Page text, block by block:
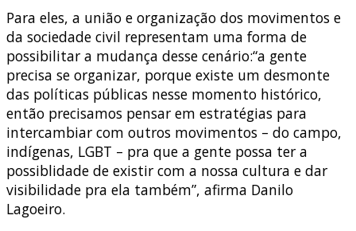
Para eles, a união e organização dos movimentos e
da sociedade civil representam uma forma de
possibilitar a mudança desse cenário:“a gente
precisa se organizar, porque existe um desmonte
das políticas públicas nesse momento histórico,
então precisamos pensar em estratégias para
intercambiar com outros movimentos – do campo,
indígenas, LGBT – pra que a gente possa ter a
possiblidade de existir com a nossa cultura e dar
visibilidade pra ela também”, afirma Danilo
Lagoeiro.